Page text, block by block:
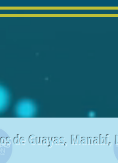
de Guayas, Manabí,